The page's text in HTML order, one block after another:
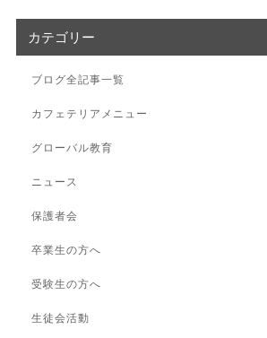
カテゴリー
ブログ全記事一覧
カフェテリアメニュー
グローバル教育
ニュース
保護者会
卒業生の方へ
受験生の方へ
生徒会活動